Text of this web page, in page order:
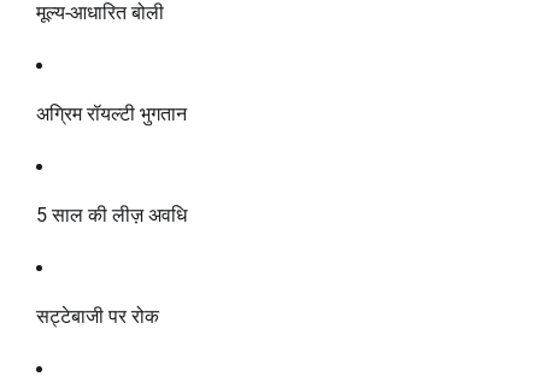
मूल्य-आधारित बोली
अग्रिम रॉयल्टी भुगतान
5 साल की लीज़ अवधि
सट्टेबाजी पर रोक